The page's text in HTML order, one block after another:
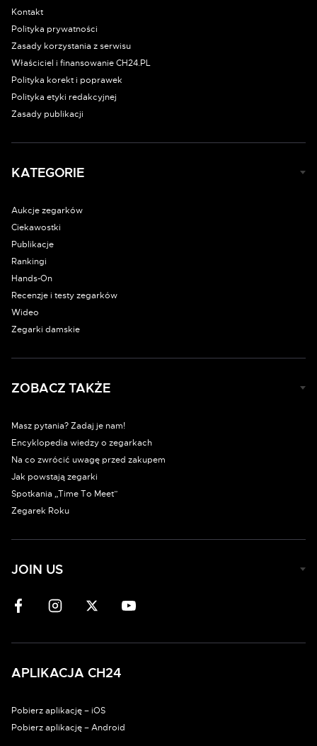
Kontakt
Polityka prywatności
Zasady korzystania z serwisu
Właściciel i finansowanie CH24.PL
Polityka korekt i poprawek
Polityka etyki redakcyjnej
Zasady publikacji
KATEGORIE
Aukcje zegarków
Ciekawostki
Publikacje
Rankingi
Hands-On
Recenzje i testy zegarków
Wideo
Zegarki damskie
ZOBACZ TAKŻE
Masz pytania? Zadaj je nam!
Encyklopedia wiedzy o zegarkach
Na co zwrócić uwagę przed zakupem
Jak powstają zegarki
Spotkania „Time To Meet”
Zegarek Roku
JOIN US
APLIKACJA CH24
Pobierz aplikację – iOS
Pobierz aplikację – Android